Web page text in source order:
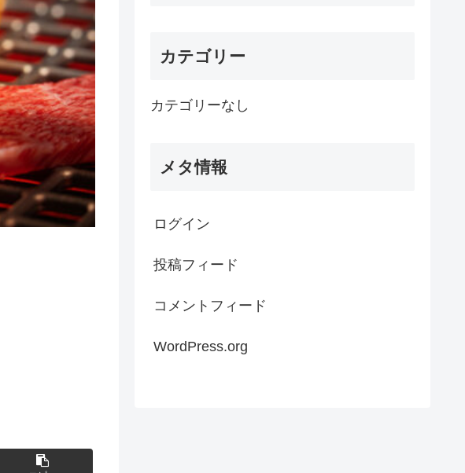
カテゴリー
カテゴリーなし
メタ情報
ログイン
投稿フィード
コメントフィード
WordPress.org